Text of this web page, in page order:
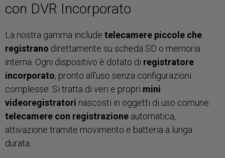
con DVR Incorporato
La nostra gamma include telecamere piccole che
registrano direttamente su scheda SD o memoria
interna. Ogni dispositivo è dotato di registratore
incorporato, pronto all'uso senza configurazioni
complesse. Si tratta di veri e propri mini
videoregistratori nascosti in oggetti di uso comune:
telecamere con registrazione automatica,
attivazione tramite movimento e batteria a lunga
durata.